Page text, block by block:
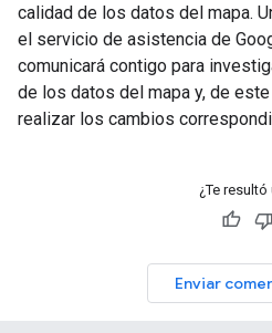
calidad de los datos del mapa.
el servicio de asistencia de
comunicará contigo para
de los datos del mapa y, de
realizar los cambios
¿Te resultó
Enviar